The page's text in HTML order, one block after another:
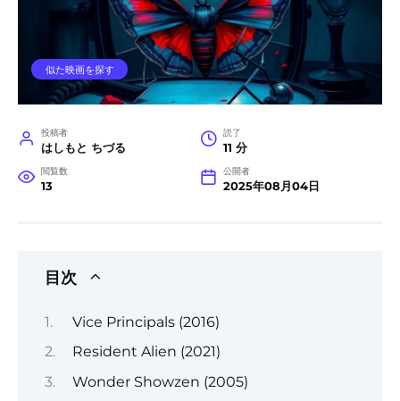
似た映画を探す
投稿者
はしもと ちづる
読了
11 分
閲覧数
13
公開者
2025年08月04日
目次
Vice Principals (2016)
Resident Alien (2021)
Wonder Showzen (2005)